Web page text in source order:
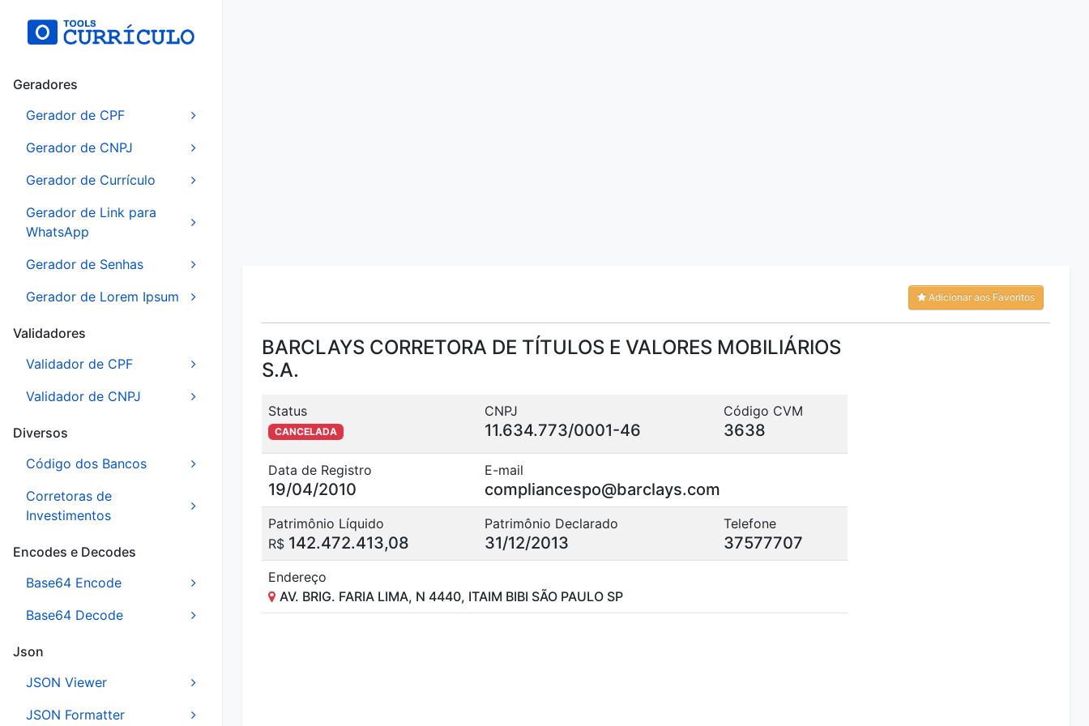
Geradores
Gerador de CPF
Gerador de CNPJ
Gerador de Currículo
Gerador de Link para
WhatsApp
Gerador de Senhas
Gerador de Lorem Ipsum
Validadores
Validador de CPF
Validador de CNPJ
Diversos
Código dos Bancos
Corretoras de
Investimentos
Encodes e Decodes
Base64 Encode
Base64 Decode
Json
JSON Viewer
JSON Formatter
Adicionar aos Favoritos
BARCLAYS CORRETORA DE TÍTULOS E VALORES MOBILIÁRIOS
S.A.
Status
CANCELADA
CNPJ
11.634.773/0001-46
Código CVM
3638
Data de Registro
19/04/2010
E-mail
compliancespo@barclays.com
Patrimônio Líquido
R$ 142.472.413,08
Patrimônio Declarado
31/12/2013
Telefone
37577707
Endereço
AV. BRIG. FARIA LIMA, N 4440, ITAIM BIBI SÃO PAULO SP